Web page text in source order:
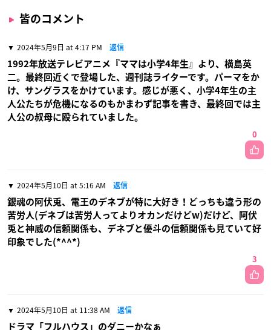
皆のコメント
2024年5月9日 at 4:17 PM 返信
1992年放送テレビアニメ『ママは小学4年生』より、横島英
二。最終回近くで登場した、週刊誌ライターです。パーマをか
け、サングラスをかけています。感じが悪く、小学4年生の主
人公たちが危機になるのもかまわず記事を書き、最終回では主
人公の叔母に殴られていました。
0
2024年5月10日 at 5:16 AM 返信
銀魂の阿伏兎、電王のデネブが特に大好き！どっちも違う形の
苦労人(デネブは苦労人ってよりオカンだけどw)だけど、阿伏
兎と神威の信頼関係も、デネブと優斗の信頼関係も見ていて好
印象でした(*^^*)
3
2024年5月10日 at 11:38 AM 返信
ドラマ「フルハウス」のダニーかなぁ